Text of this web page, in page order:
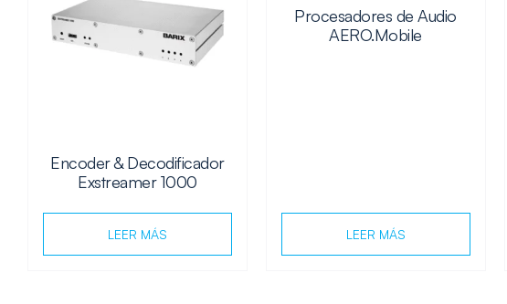
Encoder & Decodificador
Exstreamer 1000
LEER MÁS
Procesadores de Audio
AERO.Mobile
LEER MÁS